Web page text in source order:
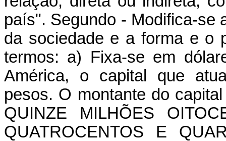
país". Segundo - Modifica-se
da sociedade e a forma e o
termos: a) Fixa-se em
América, o capital que
pesos. O montante do
QUINZE MILHÕES
QUATROCENTOS E